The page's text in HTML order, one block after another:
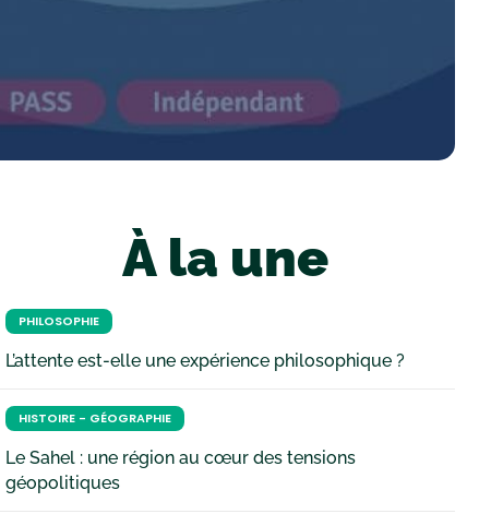
À la une
PHILOSOPHIE
L’attente est-elle une expérience philosophique ?
HISTOIRE - GÉOGRAPHIE
Le Sahel : une région au cœur des tensions
géopolitiques